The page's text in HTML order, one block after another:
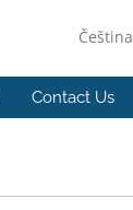
Čeština
Contact Us